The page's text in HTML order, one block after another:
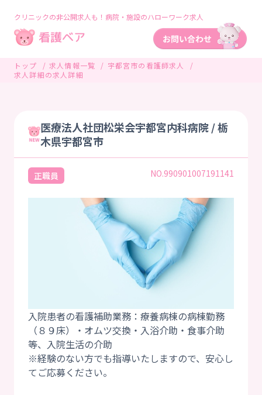
クリニックの非公開求人も！病院・施設のハローワーク求人
トップ 求人情報一覧
宇都宮市の看護師求人
求人詳細の求人詳細
医療法人社団松栄会宇都宮内科病院 / 栃
木県宇都宮市
正職員 NO.990901007191141
入院患者の看護補助業務：療養病棟の病棟勤務
（８９床）・オムツ交換・入浴介助・食事介助
等、入院生活の介助
※経験のない方でも指導いたしますので、安心し